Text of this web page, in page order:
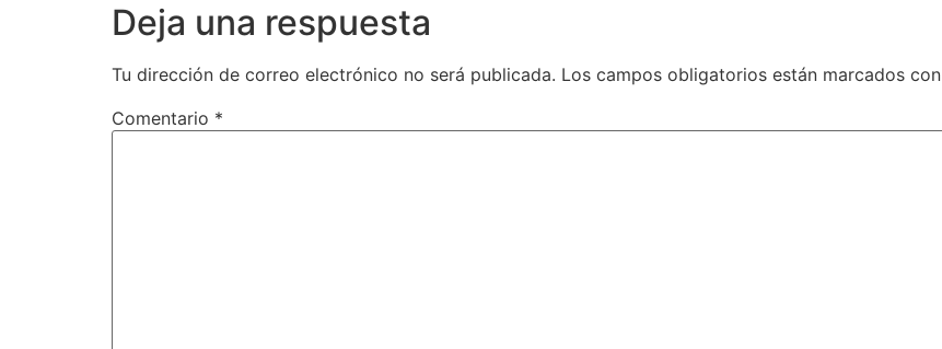
Deja una respuesta
Tu dirección de correo electrónico no será publicada. Los campos obligatorios están marcados con
Comentario *